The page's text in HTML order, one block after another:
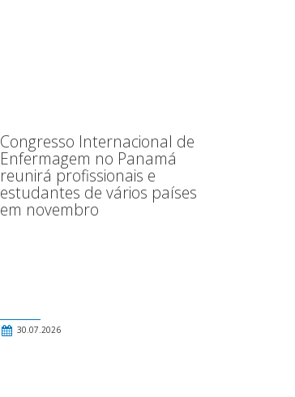
Congresso Internacional de
Enfermagem no Panamá
reunirá profissionais e
estudantes de vários países
em novembro
30.07.2026